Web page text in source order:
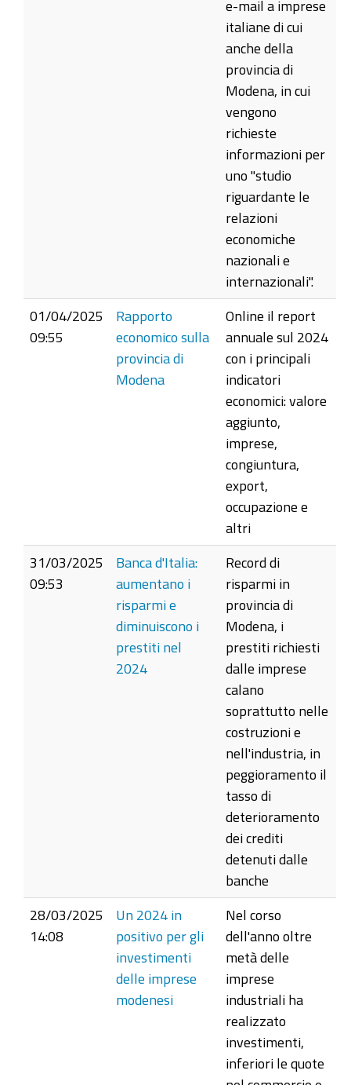
e-mail a imprese
italiane di cui
anche della
provincia di
Modena, in cui
vengono
richieste
informazioni per
uno "studio
riguardante le
relazioni
economiche
nazionali e
internazionali".
01/04/2025
09:55
Rapporto
economico sulla
provincia di
Modena
Online il report
annuale sul 2024
con i principali
indicatori
economici: valore
aggiunto,
imprese,
congiuntura,
export,
occupazione e
altri
31/03/2025
09:53
Banca d'Italia:
aumentano i
risparmi e
diminuiscono i
prestiti nel
2024
Record di
risparmi in
provincia di
Modena, i
prestiti richiesti
dalle imprese
calano
soprattutto nelle
costruzioni e
nell'industria, in
peggioramento il
tasso di
deterioramento
dei crediti
detenuti dalle
banche
28/03/2025
14:08
Un 2024 in
positivo per gli
investimenti
delle imprese
modenesi
Nel corso
dell'anno oltre
metà delle
imprese
industriali ha
realizzato
investimenti,
inferiori le quote